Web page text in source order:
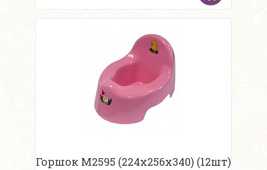
Горшок М2595 (224x256x340) (12шт)